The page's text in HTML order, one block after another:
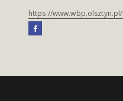
https://www.wbp.olsztyn.pl/